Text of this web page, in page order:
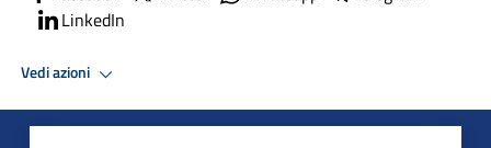
LinkedIn
Vedi azioni